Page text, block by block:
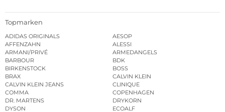
Topmarken
ADIDAS ORIGINALS
AESOP
AFFENZAHN
ALESSI
ARMANI/PRIVÉ
ARMEDANGELS
BARBOUR
BDK
BIRKENSTOCK
BOSS
BRAX
CALVIN KLEIN
CALVIN KLEIN JEANS
CLINIQUE
COMMA
COPENHAGEN
DR. MARTENS
DRYKORN
DYSON
ECOALF